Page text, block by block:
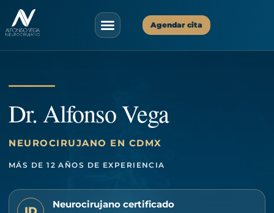
Agendar cita
Dr. Alfonso Vega
NEUROCIRUJANO EN CDMX
MÁS DE 12 AÑOS DE EXPERIENCIA
Neurocirujano certificado
ayudarte hoy?